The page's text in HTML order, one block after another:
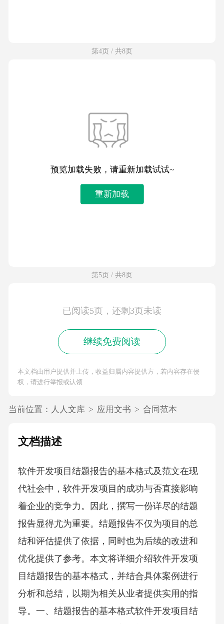
第4页 / 共8页
预览加载失败，请重新加载试试~
重新加载
第5页 / 共8页
已阅读5页，还剩3页未读
继续免费阅读
本文档由用户提供并上传，收益归属内容提供方，若内容存在侵
权，请进行举报或认领
当前位置： 人人文库 > 应用文书 > 合同范本
文档描述
软件开发项目结题报告的基本格式及范文在现
代社会中，软件开发项目的成功与否直接影响
着企业的竞争力。因此，撰写一份详尽的结题
报告显得尤为重要。结题报告不仅为项目的总
结和评估提供了依据，同时也为后续的改进和
优化提供了参考。本文将详细介绍软件开发项
目结题报告的基本格式，并结合具体案例进行
分析和总结，以期为相关从业者提供实用的指
导。一、结题报告的基本格式软件开发项目结